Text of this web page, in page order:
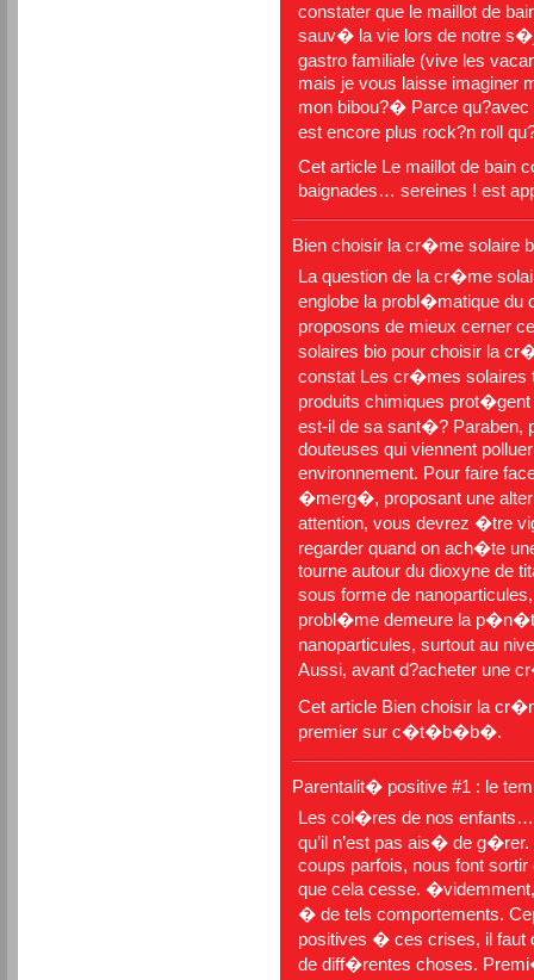
constater que le maillot de
sauv� la vie lors de notre
gastro familiale (vive les
mais je vous laisse imaginer
mon bibou?� Parce qu?avec
est encore plus rock?n roll
Cet article Le maillot de bain
baignades… sereines ! est
Bien choisir la cr�me solaire
La question de la cr�me
englobe la probl�matique du
proposons de mieux cerner
solaires bio pour choisir la
constat Les cr�mes
produits chimiques
est-il de sa sant�?
douteuses qui viennent
environnement. Pour faire
�merg�, proposant une
attention, vous devrez �tre
regarder quand on ach�te
tourne autour du dioxyne de
sous forme de
probl�me demeure la
nanoparticules, surtout au
Aussi, avant d?acheter une
Cet article Bien choisir la
premier sur c�t�b�b�.
Parentalit� positive #1 : le
Les col�res de nos
qu’il n’est pas ais� de
coups parfois, nous font
que cela cesse.
� de tels comportements.
positives � ces crises, il faut
de diff�rentes choses.